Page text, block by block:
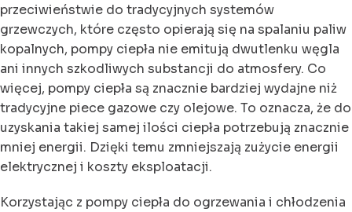
przeciwieństwie do tradycyjnych systemów
grzewczych, które często opierają się na spalaniu paliw
kopalnych, pompy ciepła nie emitują dwutlenku węgla
ani innych szkodliwych substancji do atmosfery. Co
więcej, pompy ciepła są znacznie bardziej wydajne niż
tradycyjne piece gazowe czy olejowe. To oznacza, że do
uzyskania takiej samej ilości ciepła potrzebują znacznie
mniej energii. Dzięki temu zmniejszają zużycie energii
elektrycznej i koszty eksploatacji.
Korzystając z pompy ciepła do ogrzewania i chłodzenia